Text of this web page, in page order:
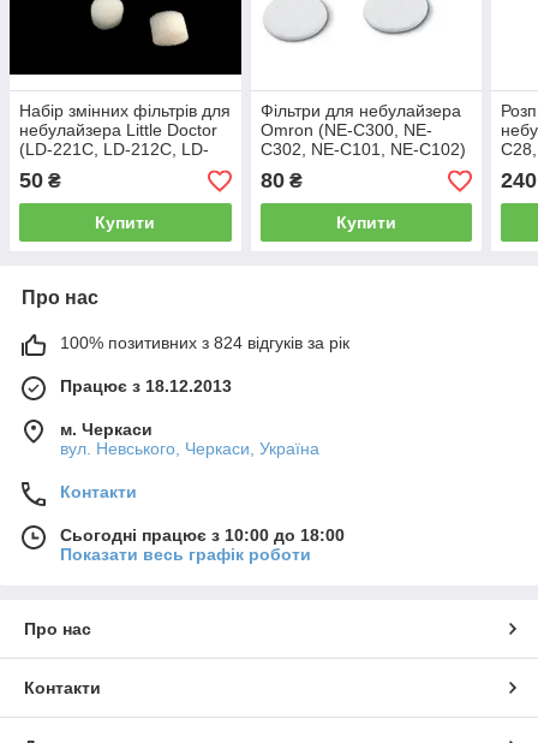
Набір змінних фільтрів для
небулайзера Little Doctor
(LD-221C, LD-212C, LD-
211C, LD-210C)
50 ₴
Купити
Фільтри для небулайзера
Omron (NE-C300, NE-
C302, NE-C101, NE-С102)
80₴
Купити
240
Про нас
100% позитивних з 824 відгуків за рік
Працює з 18.12.2013
м. Черкаси
вул. Невського, Черкаси, Україна
Контакти
Сьогодні працює з 10:00 до 18:00
Показати весь графік роботи
Про нас
Контакти